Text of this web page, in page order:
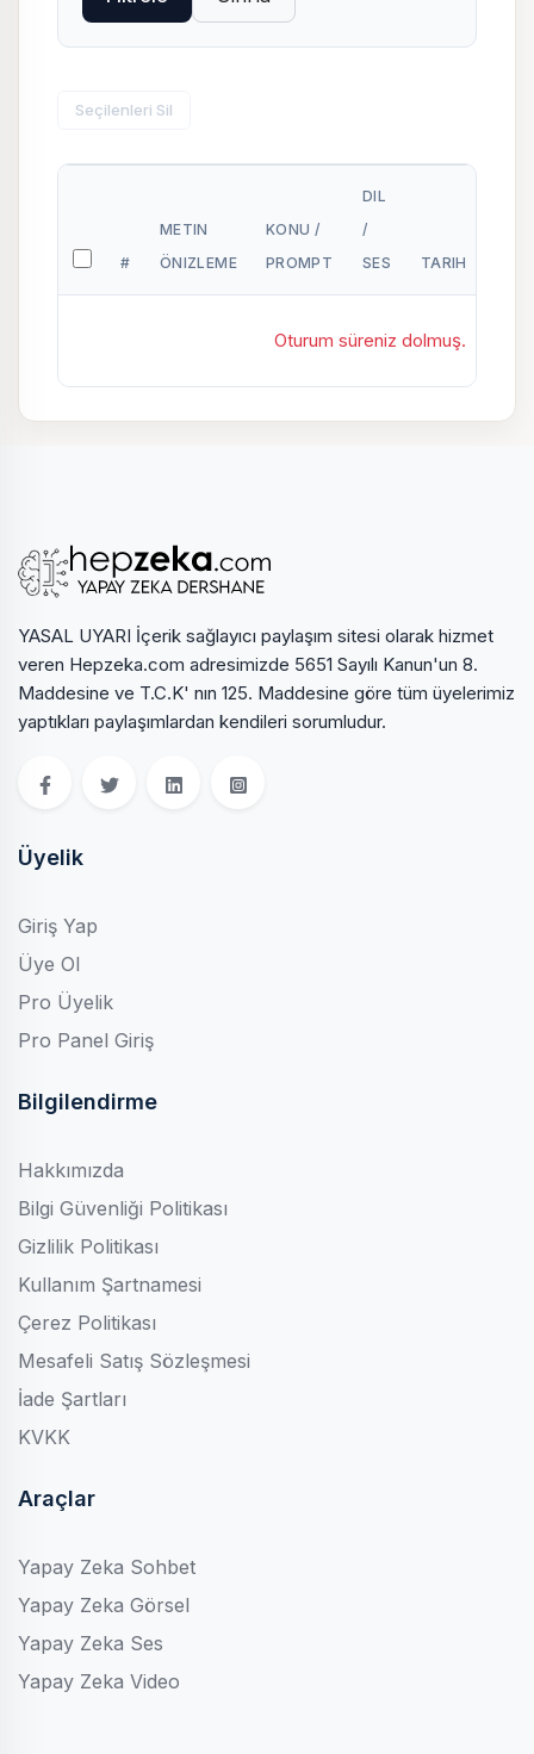
Seçilenleri Sil
#
METIN
ÖNIZLEME
KONU /
PROMPT
DIL
/
SES
TARIH
Oturum süreniz dolmuş.
YASAL UYARI İçerik sağlayıcı paylaşım sitesi olarak hizmet
veren Hepzeka.com adresimizde 5651 Sayılı Kanun'un 8.
Maddesine ve T.C.K' nın 125. Maddesine göre tüm üyelerimiz
yaptıkları paylaşımlardan kendileri sorumludur.
Üyelik
Giriş Yap
Üye Ol
Pro Üyelik
Pro Panel Giriş
Bilgilendirme
Hakkımızda
Bilgi Güvenliği Politikası
Gizlilik Politikası
Kullanım Şartnamesi
Çerez Politikası
Mesafeli Satış Sözleşmesi
İade Şartları
KVKK
Araçlar
Yapay Zeka Sohbet
Yapay Zeka Görsel
Yapay Zeka Ses
Yapay Zeka Video